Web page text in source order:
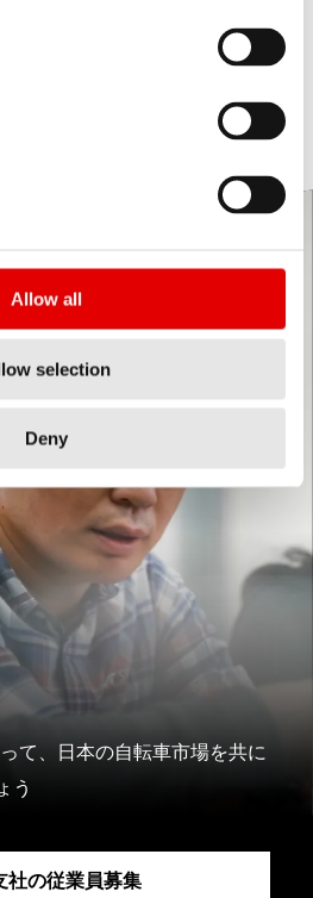
Allow all
selection
Deny
感。これらを大事にする
て、日本の自転車市場を共に
う
社の従業員募集